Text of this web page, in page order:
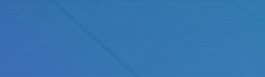
Judul
Pengarang